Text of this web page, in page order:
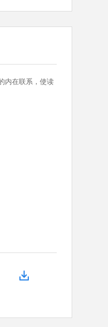
内在联系，使读